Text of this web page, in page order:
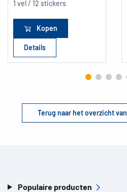
1 vel / 12 stickers
Kopen
Details
Terug naar het overzicht
Populaire producten